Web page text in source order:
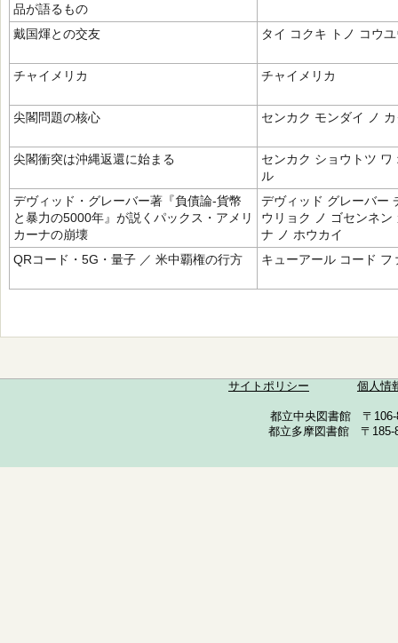
品が語るもの
戴国煇との交友 タイ コクキ トノ コウ
チャイメリカ チャイメリカ
尖閣問題の核心 センカク モンダイ ノ
尖閣衝突は沖縄返還に始まる
センカク ショウトツ
ル
デヴィッド・グレーバー著『負債論-貨幣
と暴力の5000年』が説くパックス・アメリ
カーナの崩壊
デヴィッド グレーバー
ウリョク ノ ゴセンネ
ナ ノ ホウカイ
QRコード・5G・量子 ／ 米中覇権の行方
キューアール コード フ
サイトポリシー 個人情
都立中央図書館 〒
都立多摩図書館 〒185-